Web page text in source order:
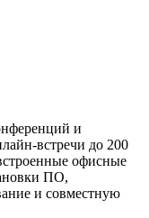
и
встречи до 200
офисные
ПО,
и совместную